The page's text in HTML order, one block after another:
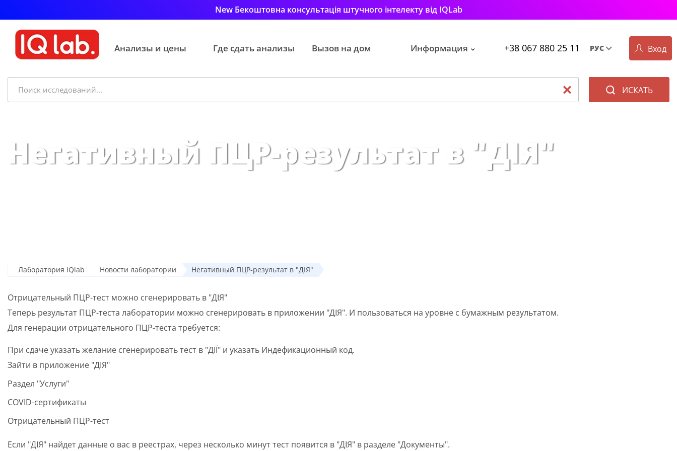
New Бекоштовна консультація штучного інтелекту від IQLab
Анализы и цены Где сдать анализы Вызов на дом Информация +38 067 880 25 11
РУС
Вход
ИСКАТЬ
Негативный ПЦР-результат в "ДІЯ"
Лаборатория IQlab Новости лаборатории Негативный ПЦР-результат в "ДІЯ"
Отрицательный ПЦР-тест можно сгенерировать в "ДІЯ"
Теперь результат ПЦР-теста лаборатории можно сгенерировать в приложении "ДІЯ". И пользоваться на уровне с бумажным результатом.
Для генерации отрицательного ПЦР-теста требуется:
При сдаче указать желание сгенерировать тест в "ДІЇ" и указать Индефикационный код.
Зайти в приложение "ДІЯ"
Раздел "Услуги"
COVID-сертификаты
Отрицательный ПЦР-тест
Если "ДІЯ" найдет данные о вас в реестрах, через несколько минут тест появится в "ДІЯ" в разделе "Документы".